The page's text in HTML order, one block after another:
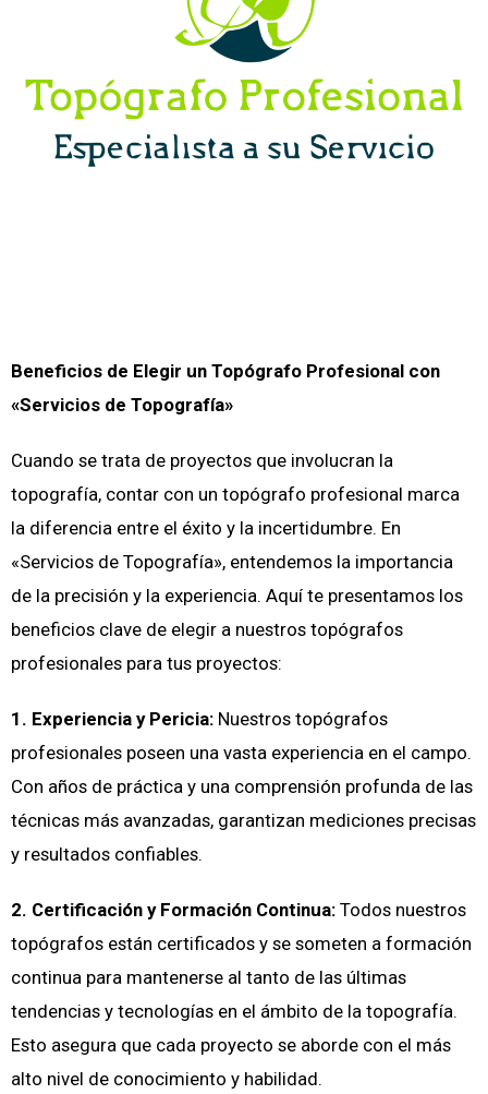
Beneficios de Elegir un Topógrafo Profesional con
«Servicios de Topografía»
Cuando se trata de proyectos que involucran la
topografía, contar con un topógrafo profesional marca
la diferencia entre el éxito y la incertidumbre. En
«Servicios de Topografía», entendemos la importancia
de la precisión y la experiencia. Aquí te presentamos los
beneficios clave de elegir a nuestros topógrafos
profesionales para tus proyectos:
1. Experiencia y Pericia: Nuestros topógrafos
profesionales poseen una vasta experiencia en el campo.
Con años de práctica y una comprensión profunda de las
técnicas más avanzadas, garantizan mediciones precisas
y resultados confiables.
2. Certificación y Formación Continua: Todos nuestros
topógrafos están certificados y se someten a formación
continua para mantenerse al tanto de las últimas
tendencias y tecnologías en el ámbito de la topografía.
Esto asegura que cada proyecto se aborde con el más
alto nivel de conocimiento y habilidad.